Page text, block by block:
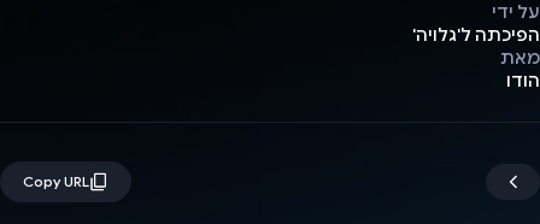
על ידי
הפיכתה ל'גלויה'
מאת
הודו